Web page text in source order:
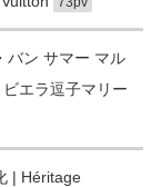
バン サマー マル
エラ逗子マリー
| Héritage